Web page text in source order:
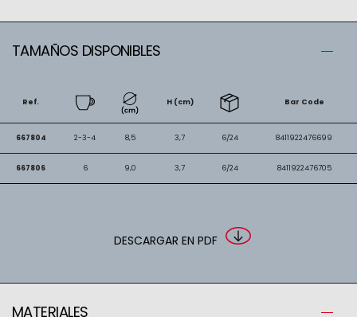
TAMAÑOS DISPONIBLES
Ref. H (cm) Bar Code
667804 2-3-4 8,5 3,7 6/24 8411922476699
667806 6 9,0 3,7 6/24 8411922476705
DESCARGAR EN PDF
MATERIALES